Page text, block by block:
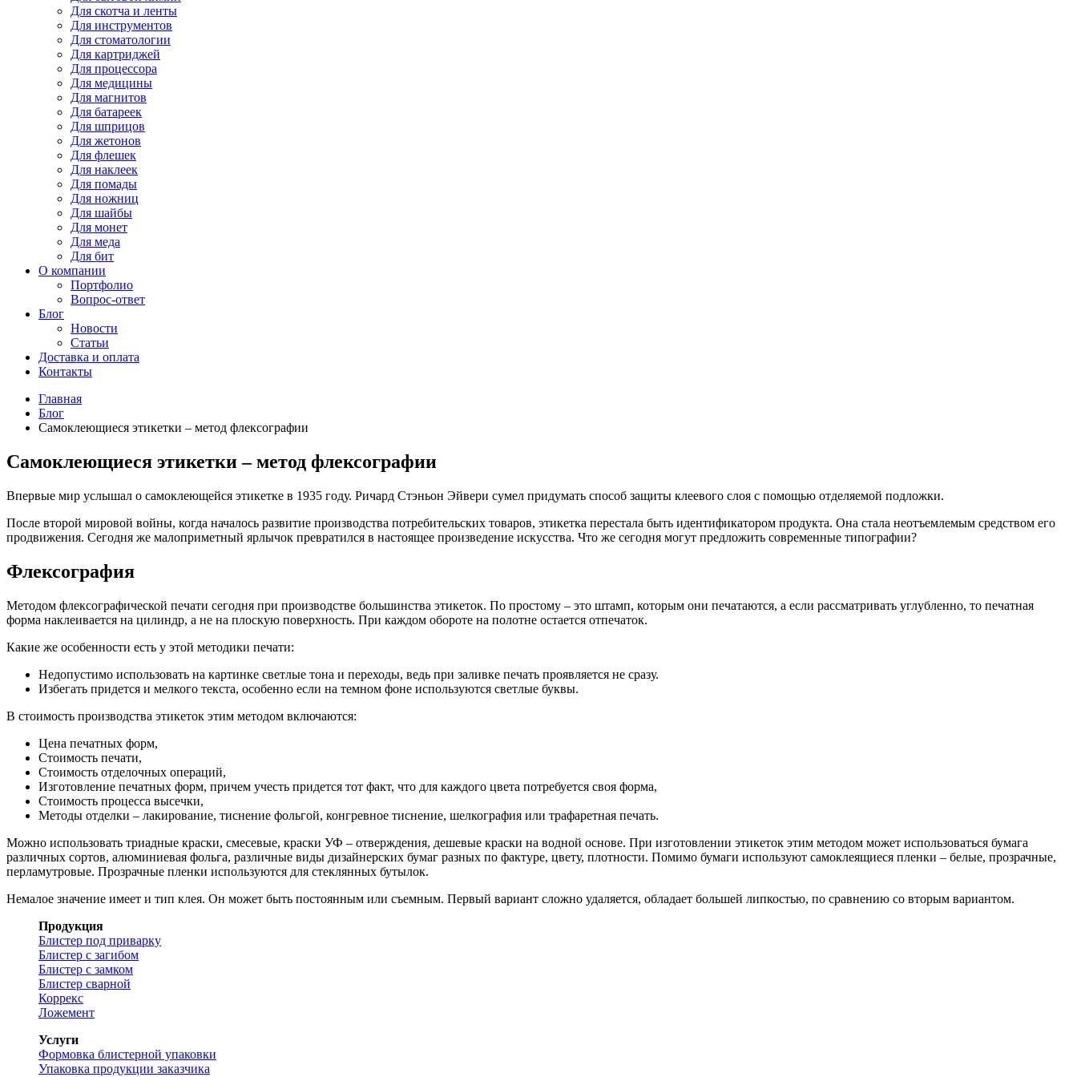
Для скотча и ленты
Для инструментов
Для стоматологии
Для картриджей
Для процессора
Для медицины
Для магнитов
Для батареек
Для шприцов
Для жетонов
Для флешек
Для наклеек
Для помады
Для ножниц
Для шайбы
Для монет
Для меда
Для бит
О компании
Портфолио
Вопрос-ответ
Блог
Новости
Статьи
Доставка и оплата
Контакты
Главная
Блог
Самоклеющиеся этикетки – метод флексографии
Самоклеющиеся этикетки – метод флексографии
Впервые мир услышал о самоклеющейся этикетке в 1935 году. Ричард Стэньон Эйвери сумел придумать способ защиты клеевого слоя с помощью отделяемой подложки.
После второй мировой войны, когда началось развитие производства потребительских товаров, этикетка перестала быть идентификатором продукта. Она стала неотъемлемым средством его
продвижения. Сегодня же малоприметный ярлычок превратился в настоящее произведение искусства. Что же сегодня могут предложить современные типографии?
Флексография
Методом флексографической печати сегодня при производстве большинства этикеток. По простому – это штамп, которым они печатаются, а если рассматривать углубленно, то печатная
форма наклеивается на цилиндр, а не на плоскую поверхность. При каждом обороте на полотне остается отпечаток.
Какие же особенности есть у этой методики печати:
Недопустимо использовать на картинке светлые тона и переходы, ведь при заливке печать проявляется не сразу.
Избегать придется и мелкого текста, особенно если на темном фоне используются светлые буквы.
В стоимость производства этикеток этим методом включаются:
Цена печатных форм,
Стоимость печати,
Стоимость отделочных операций,
Изготовление печатных форм, причем учесть придется тот факт, что для каждого цвета потребуется своя форма,
Стоимость процесса высечки,
Методы отделки – лакирование, тиснение фольгой, конгревное тиснение, шелкография или трафаретная печать.
Можно использовать триадные краски, смесевые, краски УФ – отверждения, дешевые краски на водной основе. При изготовлении этикеток этим методом может использоваться бумага
различных сортов, алюминиевая фольга, различные виды дизайнерских бумаг разных по фактуре, цвету, плотности. Помимо бумаги используют самоклеящиеся пленки – белые, прозрачные,
перламутровые. Прозрачные пленки используются для стеклянных бутылок.
Немалое значение имеет и тип клея. Он может быть постоянным или съемным. Первый вариант сложно удаляется, обладает большей липкостью, по сравнению со вторым вариантом.
Продукция
Блистер под приварку
Блистер с загибом
Блистер с замком
Блистер сварной
Коррекс
Ложемент
Услуги
Формовка блистерной упаковки
Упаковка продукции заказчика